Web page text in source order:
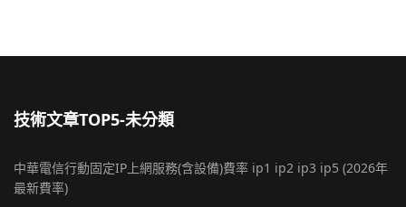
技術文章TOP5-未分類
中華電信行動固定IP上網服務(含設備)費率 ip1 ip2 ip3 ip5 (2026年
最新費率)